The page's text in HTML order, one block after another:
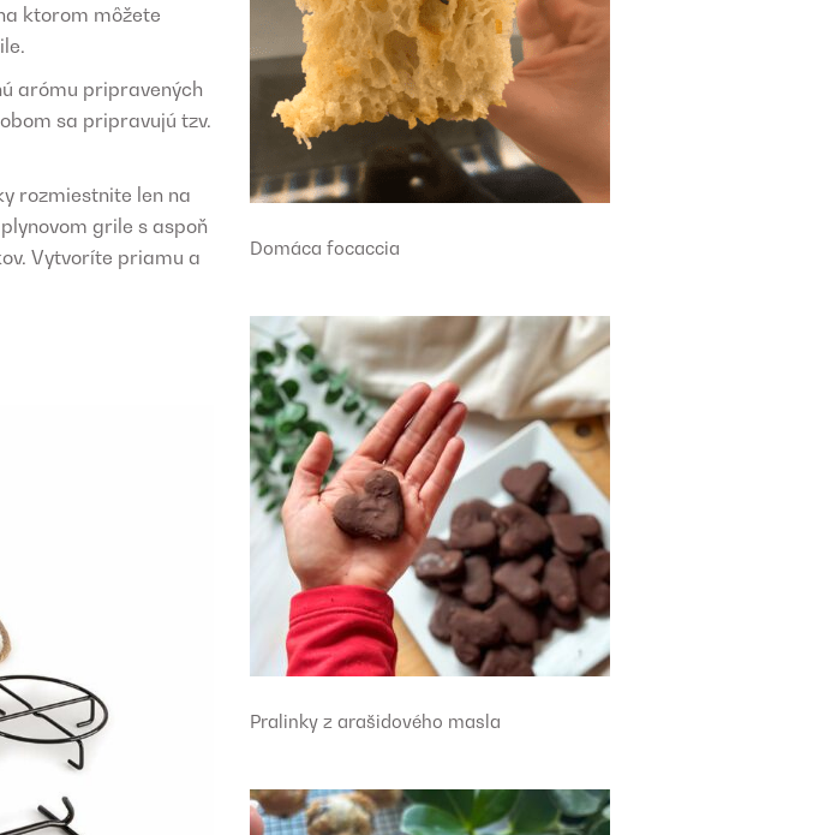
ktorom môžete
arómu pripravených
sa pripravujú tzv.
rozmiestnite len na
grile s aspoň
Vytvoríte priamu a
Domáca focaccia
Pralinky z arašidového masla